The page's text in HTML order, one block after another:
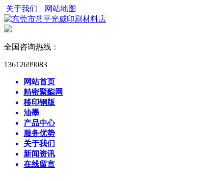
关于我们 | 网站地图
全国咨询热线：
13612699083
网站首页
精密聚酯网
移印钢版
油墨
产品中心
服务优势
关于我们
新闻资讯
在线留言